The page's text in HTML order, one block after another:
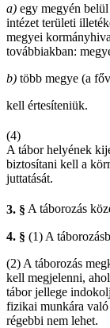
a) egy megyén
intézet területi
megyei
továbbiakban:
b) több megye (a
kell értesíteniük.
(4)
A tábor helyének
biztosítani kell a
juttatását.
3. § A táborozás
4. § (1) A
(2) A táborozás
kell megjelenni,
tábor jellege
fizikai munkára való
régebbi nem lehet.